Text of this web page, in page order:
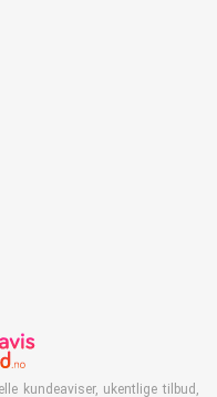
kundeaviser, ukentlige tilbud,